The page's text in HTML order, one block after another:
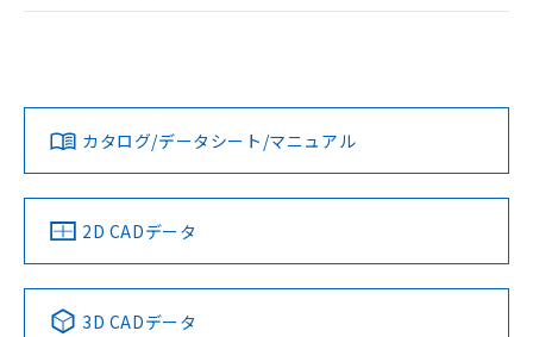
ログイン/会員登録
ダウンロードデータをご利用いただく前に、以下を必ずお読
みください。
ソフトウェアの使用条件
EU RoHS 注意事項・凡例
対応済み
中国 RoHS 注意事項・凡例
LR型式承認
（イギリス
船舶規格）
DNV型式承認
（ノルウェー
BV型式承認
（フランス
KR型式
（韓国
No No No No
カタログ/データシート/マニュアル
2D CADデータ
3D CADデータ